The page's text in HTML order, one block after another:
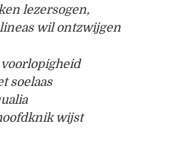
lezersogen,
wil ontzwijgen
soelaas
wijst